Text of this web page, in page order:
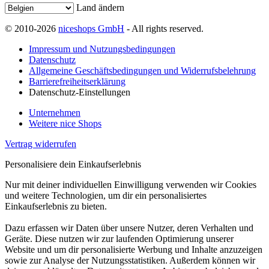
Land ändern
© 2010-2026 niceshops GmbH - All rights reserved.
Impressum und Nutzungsbedingungen
Datenschutz
Allgemeine Geschäftsbedingungen und Widerrufsbelehrung
Barrierefreiheitserklärung
Datenschutz-Einstellungen
Unternehmen
Weitere nice Shops
Vertrag widerrufen
Personalisiere dein Einkaufserlebnis
Nur mit deiner individuellen Einwilligung verwenden wir Cookies
und weitere Technologien, um dir ein personalisiertes
Einkaufserlebnis zu bieten.
Dazu erfassen wir Daten über unsere Nutzer, deren Verhalten und
Geräte. Diese nutzen wir zur laufenden Optimierung unserer
Website und um dir personalisierte Werbung und Inhalte anzuzeigen
sowie zur Analyse der Nutzungsstatistiken. Außerdem können wir